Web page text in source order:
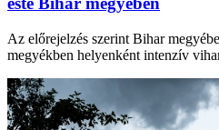
Az előrejelzés szerint Bihar
megyékben helyenként intenzív